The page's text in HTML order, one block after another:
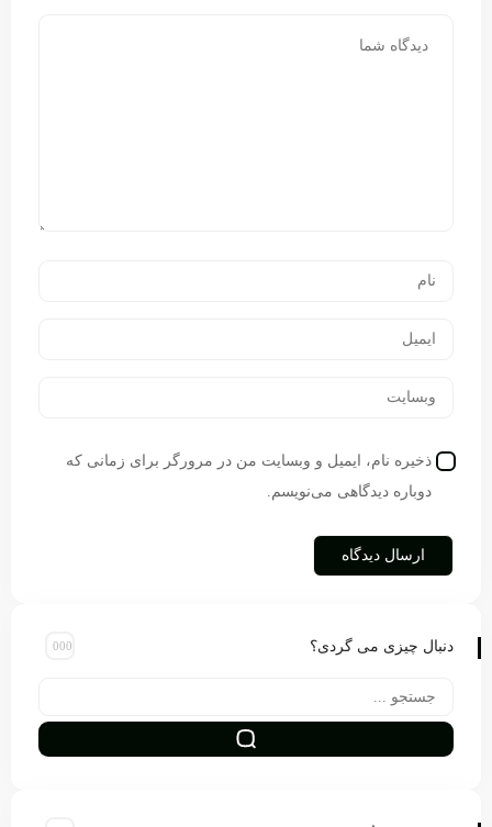
ذخیره نام، ایمیل و وبسایت من در مرورگر برای زمانی که
دوباره دیدگاهی می‌نویسم.
دنبال چیزی می گردی؟